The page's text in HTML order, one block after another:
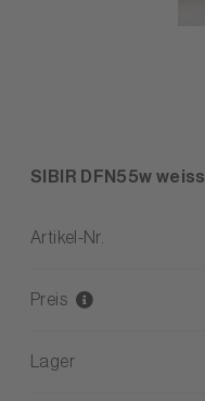
SIBIR DFN55w weiss
Artikel-Nr.
Preis
Lager